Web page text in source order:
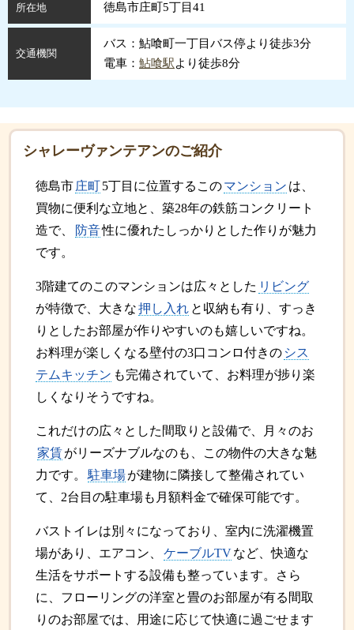
所在地 徳島市庄町5丁目41
交通機関
バス：鮎喰町一丁目バス停より徒歩3分
電車： 鮎喰駅より徒歩8分
シャレーヴァンテアンのご紹介
徳島市 庄町5丁目に位置するこのマンション は、
買物に便利な立地と、築28年の鉄筋コンクリート
造で、
防音性に優れたしっかりとした作りが魅力
です。
3階建てのこのマンションは広々とした リビング
が特徴で、大きな押し入れ と収納も有り、すっき
りとしたお部屋が作りやすいのも嬉しいですね。
お料理が楽しくなる壁付の3口コンロ付きの シス
テムキッチン も完備されていて、お料理が捗り楽
しくなりそうですね。
これだけの広々とした間取りと設備で、月々のお
家賃がリーズナブルなのも、この物件の大きな魅
力です。
駐車場が建物に隣接して整備されてい
て、2台目の駐車場も月額料金で確保可能です。
バストイレは別々になっており、室内に洗濯機置
場があり、エアコン、
ケーブルTVなど、快適な
生活をサポートする設備も整っています。さら
に、フローリングの洋室と畳のお部屋が有る間取
りのお部屋では、用途に応じて快適に過ごせます